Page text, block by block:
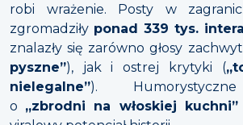
robi wrażenie. Posty w
zgromadziły ponad 339 tys.
znalazły się zarówno głosy
pyszne”), jak i ostrej krytyki (
nielegalne”).
o „zbrodni na włoskiej kuchni”